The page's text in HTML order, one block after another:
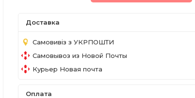
Доставка
Самовивіз з УКРПОШТИ
Самовывоз из Новой Почты
Курьер Новая почта
Оплата